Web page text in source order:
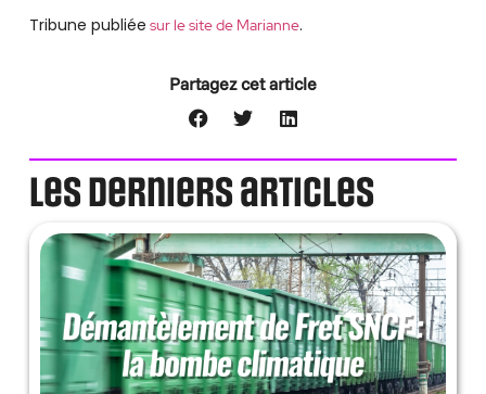
Tribune publiée sur le site de Marianne.
Partagez cet article
Les derniers articles